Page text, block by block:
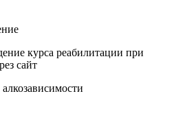
курса реабилитации при
сайт